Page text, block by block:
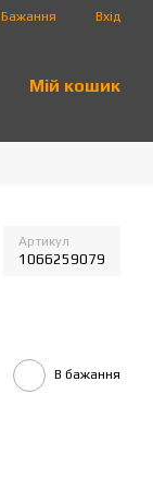
Бажання Вхід
Мій кошик
Артикул
1066259079
В бажання